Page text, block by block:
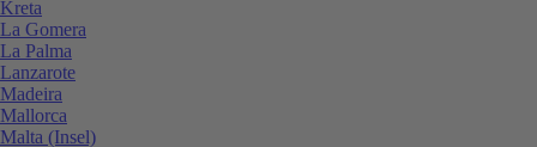
Kreta
La Gomera
La Palma
Lanzarote
Madeira
Mallorca
Malta (Insel)